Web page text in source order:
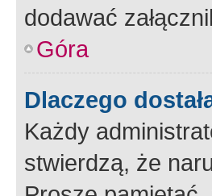
dodawać
Góra
Dlaczego
Każdy
stwierdzą, że